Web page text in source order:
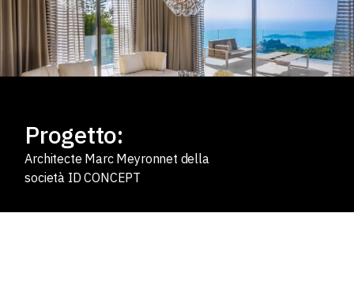
Progetto:
Architecte Marc Meyronnet della
società ID CONCEPT